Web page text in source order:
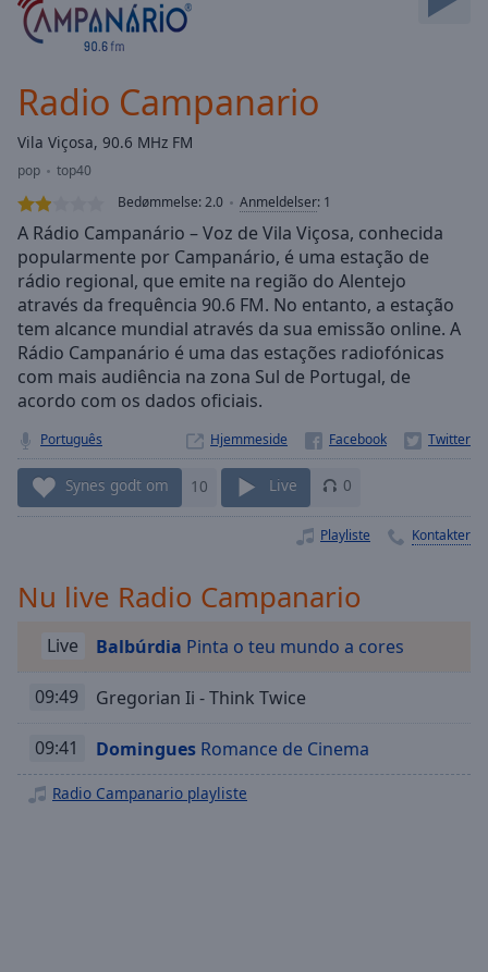
Skip
Forward
Current
Time0:00
Duration
Loaded:
0.00%
Stream
TypeLIVE
Seek to
currently
behind
live LIVE
Remaining
Time-
1x
Playback
Rate
Chapters
off,
subtitles
Radio Campanario
Vila Viçosa, 90.6 MHz FM
pop
top40
Bedømmelse:2.0 Anmeldelser: 1
A Rádio Campanário – Voz de Vila Viçosa, conhecida
popularmente por Campanário, é uma estação de
rádio regional, que emite na região do Alentejo
através da frequência 90.6 FM. No entanto, a estação
tem alcance mundial através da sua emissão online. A
Rádio Campanário é uma das estações radiofónicas
com mais audiência na zona Sul de Portugal, de
acordo com os dados oficiais.
Português Hjemmeside
Synes godt om 10 Live 0
Playliste Kontakter
Nu live Radio Campanario
Live Balbúrdia Pinta o teu mundo a cores
09:49 Gregorian Ii - Think Twice
09:41 Domingues Romance de Cinema
Radio Campanario playliste